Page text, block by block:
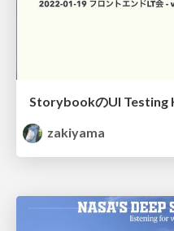
StorybookのUI Testing
zakiyama